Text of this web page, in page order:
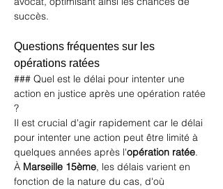
succès.
Questions fréquentes sur les
opérations ratées
### Quel est le délai pour intenter une
action en justice après une opération ratée
?
Il est crucial d'agir rapidement car le délai
pour intenter une action peut être limité à
quelques années après l'opération ratée.
À Marseille 15ème, les délais varient en
fonction de la nature du cas, d'où